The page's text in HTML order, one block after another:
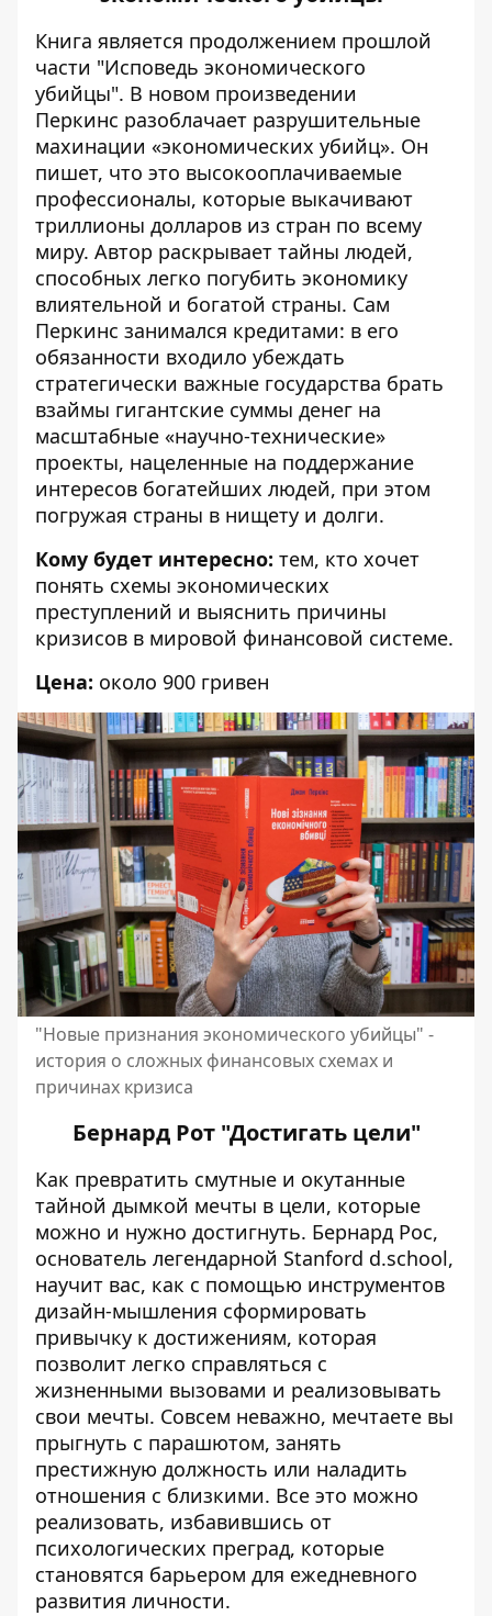
Книга является продолжением прошлой
части "Исповедь экономического
убийцы". В новом произведении
Перкинс разоблачает разрушительные
махинации «экономических убийц». Он
пишет, что это высокооплачиваемые
профессионалы, которые выкачивают
триллионы долларов из стран по всему
миру. Автор раскрывает тайны людей,
способных легко погубить экономику
влиятельной и богатой страны. Сам
Перкинс занимался кредитами: в его
обязанности входило убеждать
стратегически важные государства брать
взаймы гигантские суммы денег на
масштабные «научно-технические»
проекты, нацеленные на поддержание
интересов богатейших людей, при этом
погружая страны в нищету и долги.
Кому будет интересно: тем, кто хочет
понять схемы экономических
преступлений и выяснить причины
кризисов в мировой финансовой системе.
Цена: около 900 гривен
"Новые признания экономического убийцы" -
история о сложных финансовых схемах и
причинах кризиса
Бернард Рот "Достигать цели"
Как превратить смутные и окутанные
тайной дымкой мечты в цели, которые
можно и нужно достигнуть. Бернард Рос,
основатель легендарной Stanford d.school,
научит вас, как с помощью инструментов
дизайн-мышления сформировать
привычку к достижениям, которая
позволит легко справляться с
жизненными вызовами и реализовывать
свои мечты. Совсем неважно, мечтаете вы
прыгнуть с парашютом, занять
престижную должность или наладить
отношения с близкими. Все это можно
реализовать, избавившись от
психологических преград, которые
становятся барьером для ежедневного
развития личности.